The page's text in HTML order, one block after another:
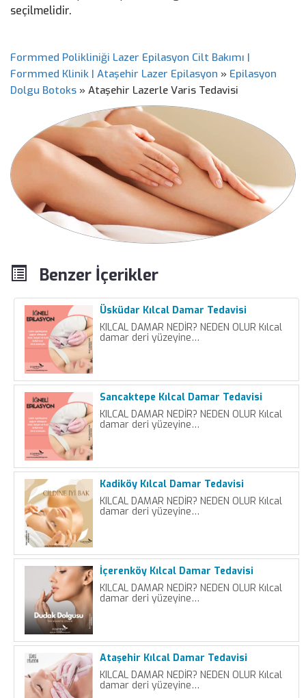
seçilmelidir.
Formmed Polikliniği Lazer Epilasyon Cilt Bakımı |
Formmed Klinik | Ataşehir Lazer Epilasyon » Epilasyon
Dolgu Botoks » Ataşehir Lazerle Varis Tedavisi
Benzer İçerikler
Üsküdar Kılcal Damar Tedavisi
KILCAL DAMAR NEDİR? NEDEN OLUR Kılcal
damar deri yüzeyine…
Sancaktepe Kılcal Damar Tedavisi
KILCAL DAMAR NEDİR? NEDEN OLUR Kılcal
damar deri yüzeyine…
Kadiköy Kılcal Damar Tedavisi
KILCAL DAMAR NEDİR? NEDEN OLUR Kılcal
damar deri yüzeyine…
İçerenköy Kılcal Damar Tedavisi
KILCAL DAMAR NEDİR? NEDEN OLUR Kılcal
damar deri yüzeyine…
Ataşehir Kılcal Damar Tedavisi
KILCAL DAMAR NEDİR? NEDEN OLUR Kılcal
damar deri yüzeyine…